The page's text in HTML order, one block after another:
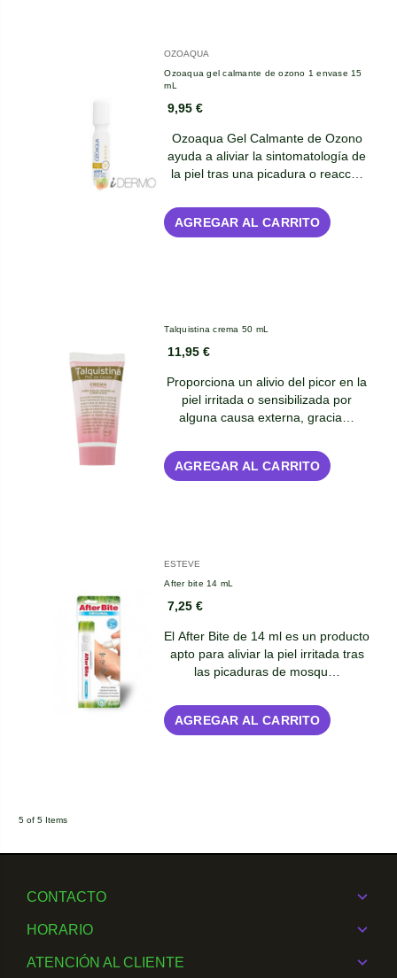
OZOAQUA
Ozoaqua gel calmante de ozono 1 envase 15
mL
9,95 €
Ozoaqua Gel Calmante de Ozono
ayuda a aliviar la sintomatología de
la piel tras una picadura o reacc…
AGREGAR AL CARRITO
Talquistina crema 50 mL
11,95 €
Proporciona un alivio del picor en la
piel irritada o sensibilizada por
alguna causa externa, gracia…
AGREGAR AL CARRITO
ESTEVE
After bite 14 mL
7,25 €
El After Bite de 14 ml es un producto
apto para aliviar la piel irritada tras
las picaduras de mosqu…
AGREGAR AL CARRITO
5 of 5 Items
CONTACTO
HORARIO
ATENCIÓN AL CLIENTE